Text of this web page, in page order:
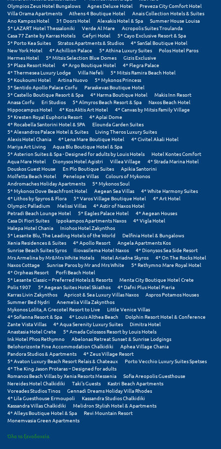
Πάργα
Παρνασσός
Πάρος
Πάτμος
Πάτρα
Παύλιανη
Πειραιάς
Πελοπόννησος
Πήλιο
Πιερία
Πλαταμώνας
Πλύτρα Λακωνίας
Πόρος
Πόρτο Χέλι
Πρέβεζα
Πύλος
Πύργος
Ρ
Ρέθυμνο
Ρίο
Ρόδος
Σ
Σαλαμίνα
Olympios Zeus Hotel Bungalows
Agnes Deluxe Hotel
Preveza City Comfort Hotel
Villa Orama Apartments
Athens 4 Boutique Hotel
Anais Collection Hotels & Suites
Ano Kampos Hotel
31 Doors Hotel Alexakis Hotel & Spa
Summer House Louisa
5* LAZART Hotel Thessaloniki
Verde Al Mare
Acropolis Suites Troulanda
Casa 77 Zante by Karras Hotels
Gefyri Hotel
5* Cayo Exclusive Resort & Spa
5* Porto Kea Suites
Stratos Apartments & Studios
4* SanSal Boutique Hotel
New York Hotel
4* Achillion Palace 5* Athina Luxury Suites
Polos Hotel Paros
Hermes Hotel
5* Mitsis Selection Blue Domes
Gizis Exclusive
5* Plaza Resort Hotel
4* Argo Boutique Hotel
4* Flegra Palace
4* Thermesea Luxury Lodge
Villa Nefeli
5* Mitsis Ramira Beach Hotel
5* Koukoumi Hotel
Artina Nuovo
5* Mykonos Princess
5* Sentido Apollo Palace Corfu
Paraskevas Boutique Hotel
5* Castello Boutique Resort & Spa
4* Harma Boutique Hotel
Makis Inn Resort
Anasa Corfu
Eri Studios 5* Almyros Beach Resort & Spa
Naxos Beach Hotel
Hippocampus Hotel
4* Kos Aktis Art Hotel
4* Canvas by Mitsis Family Village
5* Kresten Royal Euphoria Resort
4* Aplai Dome
4* Rocabella Santorini Hotel & SPA
Elounda Garden Suites
5* Alexandros Palace Hotel & Suites
Living Theros Luxury Suites
Alexis Hotel Chania
4* Lena Mare Boutique Hotel
4* Civitel Akali Hotel
Mariya Art Living
Aqua Blu Boutique Hotel & Spa
5* Asterion Suites & Spa - Designed for adults by Louis Hotels
Hotel Kontes Comfort
Aqua Mare Hotel
Dionysos Hotel Agistri Villea Village
4* Strada Marina Hotel
Douskos Guest House
En Plo Boutique Suites
Apikia Santorini
Molfetta Beach Hotel
Penelope Villas
Colours of Mykonos
Andromaches Holiday Apartments
5* Mykonos Soul
5* Mykonos Dove Beachfront Hotel
Aegean Sea Villas
4* White Harmony Suites
4* Lithos by Spyros & Flora
5* Varos Village Boutique Hotel
4* Art Hotel
Olympic Palladium
Melissi Villas
4* Astir of Naxos Hotel
Petradi Beach Lounge Hotel
5* Eagles Palace Hotel
4* Aegean Houses
Casa Di Fiori Suites
Ippokampos Apartments Naxos
4* Vigla Hotel
Halepa Hotel Chania
Iniohos Hotel Zakynthos
5* Lesante Blu, The Leading Hotels of the World
Delfinia Hotel & Bungalows
Xenia Residences & Suites
4* Apollo Resort
Angela Apartments Kos
Sunrise Beach Suites Syros
Iliovasilema Hotel Naxos
4* Dionysos Sea Side Resort
Mrs Armelina by Mr&Mrs White Hotels
Hotel Ariadne Skyros
4* On The Rocks Hotel
Naxos Cottage
Sunrise Paros by Mr and Mrs White
5* Rethymno Mare Royal Hotel
4* Orpheas Resort
Porfi Beach Hotel
5* Lesante Classic – Preferred Hotels & Resorts
Menta City Boutique Hotel Crete
Polis 1907
5* Aegean Suites Hotel Skiathos
4* Dafni Plus Hotel Pieria
Karras Livin Zakynthos
Apricot & Sea Luxury Villas Naxos
Aspros Potamos Houses
Summer Bed Nydri
Anemelia Villa Zakynthos
Mykonos Lolita, A Grecotel Resort to Live
Little Venice Villas
4* Sofianna Resort & Spa
4* Louis Althea Beach
Dolphin Resort Hotel & Conference
Zante Vista Villas
4* Aqua Serenity Luxury Suites
Dimitra Hotel
Anastasia Hotel Crete
5* Amada Colossos Resort by Louis Hotels
Ink Hotel Phos Rethymno
Abelonas Retreat Sunset & Sunrise Lodgings
Belohorizonte Fine Accommodation Chalkidiki
Aphea Village Chania
Pandora Studios & Apartments
4* Zeus Village Resort
5* Avaton Luxury Beach Resort Relais & Chateaux
Porto Vecchio Luxury Suites Spetses
4* The King Jason Protaras – Designed for adults
Romanos Beach Villas by Xenia Resorts Messenia
Sofia Areopolis Guesthouse
Nereides Hotel Chalkidiki
Taki's Guests
Kastri Beach Apartments
Voreades Studios Tinos
Gennadi Dreams Holiday Villa Rhodes
4* Lila Guesthouse Ermoupoli
Kassandra Studios Chalkidiki
Kassandra Villas Chalkidiki
Melidron Stylish Hotel & Apartments
4* Alleys Boutique Hotel & Spa
Revi Mountain Resort
Monemvasia Green Apartments
Όλα τα ξενοδοχεία